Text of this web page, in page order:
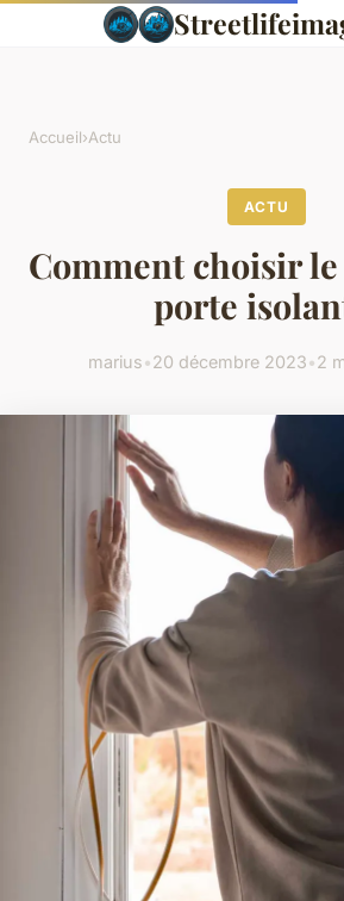
Accueil›Actu
ACTU
Comment choisir
porte
marius•20 décembre 2023•2